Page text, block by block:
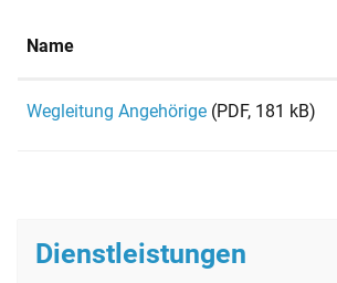
Name
Wegleitung Angehörige (PDF, 181 kB)
Dienstleistungen